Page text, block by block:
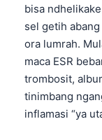
bisa
sel getih
ora lumrah.
maca ESR
trombosit,
tinimbang
inflamasi “ya